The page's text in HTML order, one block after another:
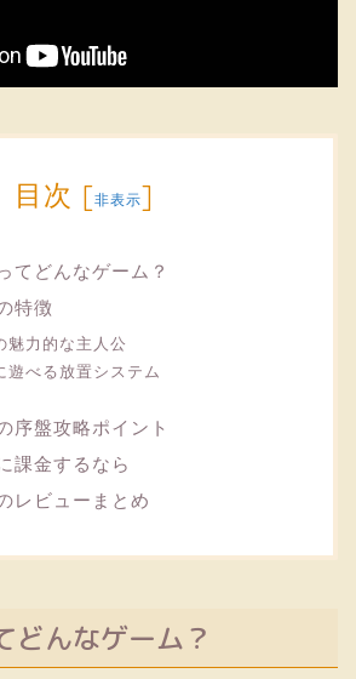
目次 [非表示]
てどんなゲーム？
特徴
魅力的な主人公
遊べる放置システム
序盤攻略ポイント
課金するなら
レビューまとめ
どんなゲーム？